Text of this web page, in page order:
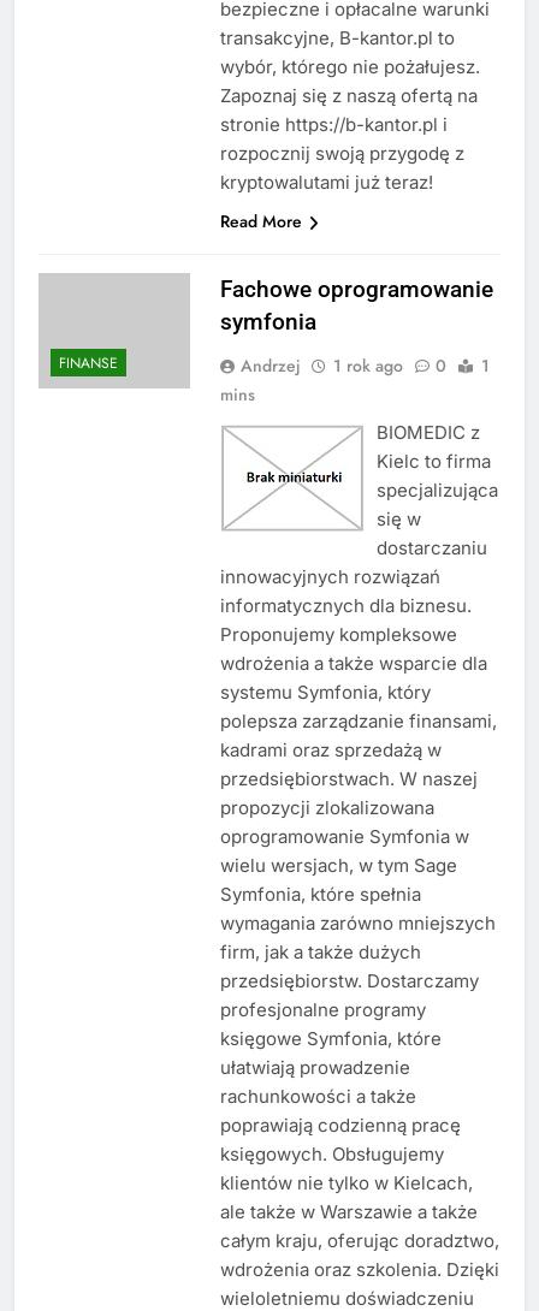
bezpieczne i opłacalne warunki
transakcyjne, B-kantor.pl to
wybór, którego nie pożałujesz.
Zapoznaj się z naszą ofertą na
stronie https://b-kantor.pl i
rozpocznij swoją przygodę z
kryptowalutami już teraz!
Read More
FINANSE
Fachowe oprogramowanie
symfonia
Andrzej 1 rok ago 0
1
mins
BIOMEDIC z
Kielc to firma
specjalizująca
się w
dostarczaniu
innowacyjnych rozwiązań
informatycznych dla biznesu.
Proponujemy kompleksowe
wdrożenia a także wsparcie dla
systemu Symfonia, który
polepsza zarządzanie finansami,
kadrami oraz sprzedażą w
przedsiębiorstwach. W naszej
propozycji zlokalizowana
oprogramowanie Symfonia w
wielu wersjach, w tym Sage
Symfonia, które spełnia
wymagania zarówno mniejszych
firm, jak a także dużych
przedsiębiorstw. Dostarczamy
profesjonalne programy
księgowe Symfonia, które
ułatwiają prowadzenie
rachunkowości a także
poprawiają codzienną pracę
księgowych. Obsługujemy
klientów nie tylko w Kielcach,
ale także w Warszawie a także
całym kraju, oferując doradztwo,
wdrożenia oraz szkolenia. Dzięki
wieloletniemu doświadczeniu